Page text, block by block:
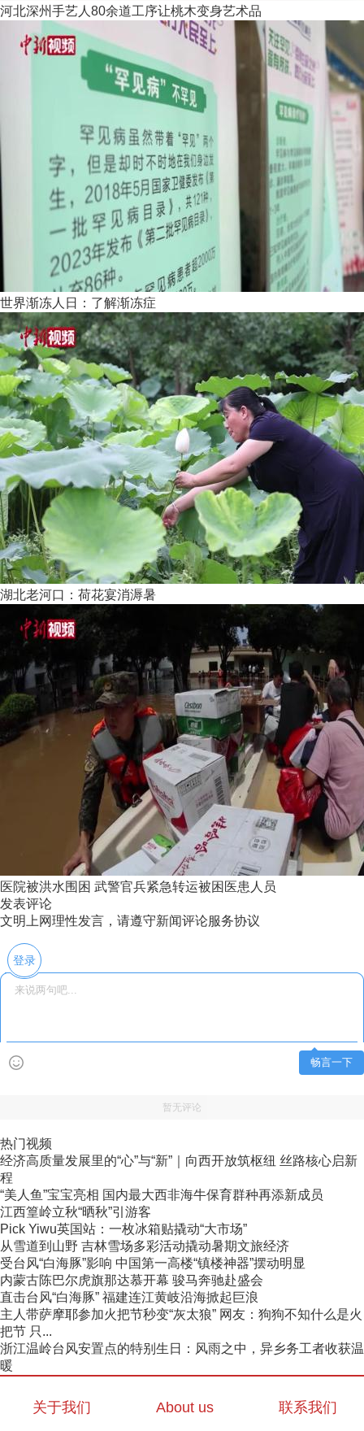
河北深州手艺人80余道工序让桃木变身艺术品
世界渐冻人日：了解渐冻症
湖北老河口：荷花宴消溽暑
医院被洪水围困 武警官兵紧急转运被困医患人员
发表评论
文明上网理性发言，请遵守新闻评论服务协议
登录
畅言一下
暂无评论
热门视频
经济高质量发展里的“心”与“新”｜向西开放筑枢纽 丝路核心启新
程
“美人鱼”宝宝亮相 国内最大西非海牛保育群种再添新成员
江西篁岭立秋“晒秋”引游客
Pick Yiwu英国站：一枚冰箱贴撬动“大市场”
从雪道到山野 吉林雪场多彩活动撬动暑期文旅经济
受台风“白海豚”影响 中国第一高楼“镇楼神器”摆动明显
内蒙古陈巴尔虎旗那达慕开幕 骏马奔驰赴盛会
直击台风“白海豚” 福建连江黄岐沿海掀起巨浪
主人带萨摩耶参加火把节秒变“灰太狼” 网友：狗狗不知什么是火
把节 只...
浙江温岭台风安置点的特别生日：风雨之中，异乡务工者收获温
暖
关于我们 About us 联系我们